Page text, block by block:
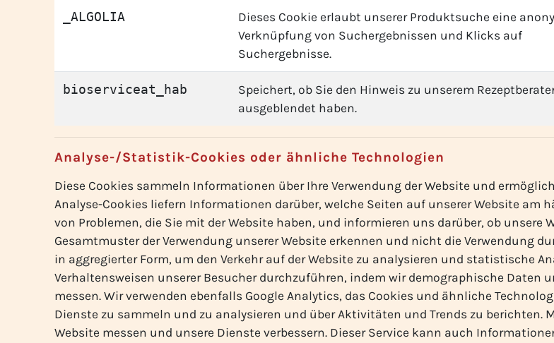
_ALGOLIA
Dieses Cookie erlaubt unserer Produktsuche eine
Verknüpfung von Suchergebnissen und Klicks auf
Suchergebnisse.
bioserviceat_hab
Speichert, ob Sie den Hinweis zu unserem
ausgeblendet haben.
Analyse-/Statistik-Cookies oder ähnliche Technologien
Diese Cookies sammeln Informationen über Ihre Verwendung der Website und
Analyse-Cookies liefern Informationen darüber, welche Seiten auf unserer Website am
von Problemen, die Sie mit der Website haben, und informieren uns darüber, ob unsere
Gesamtmuster der Verwendung unserer Website erkennen und nicht die Verwendung
in aggregierter Form, um den Verkehr auf der Website zu analysieren und statistische
Verhaltensweisen unserer Besucher durchzuführen, indem wir demographische Daten
messen. Wir verwenden ebenfalls Google Analytics, das Cookies und ähnliche
Dienste zu sammeln und zu analysieren und über Aktivitäten und Trends zu
Website messen und unsere Dienste verbessern. Dieser Service kann auch